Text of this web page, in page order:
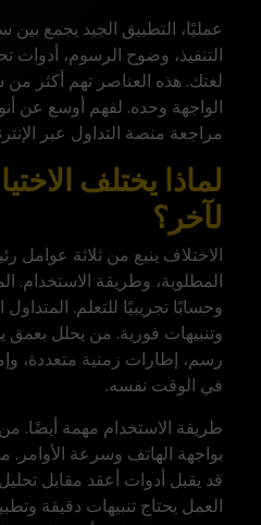
عمليًا، التطبيق الجيد يجمع
التنفيذ، وضوح الرسوم، أدوات
لغتك. هذه العناصر تهم أكثر
الواجهة وحده. لفهم أوسع عن
مراجعة منصة التداول عبر
لماذا يختلف
لآخر؟
الاختلاف ينبع من ثلاثة عوامل
المطلوبة، وطريقة الاستخدام.
وحسابًا تجريبيًا للتعلم.
وتنبيهات فورية. من يحلل بعمق
رسم، إطارات زمنية متعددة،
في الوقت نفسه.
طريقة الاستخدام مهمة أيضًا.
بواجهة الهاتف وسرعة
قد يقبل أدوات أعقد مقابل
العمل يحتاج تنبيهات دقيقة